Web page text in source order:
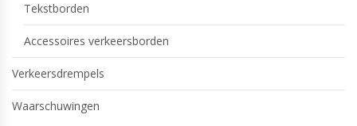
Tekstborden
Accessoires verkeersborden
Verkeersdrempels
Waarschuwingen